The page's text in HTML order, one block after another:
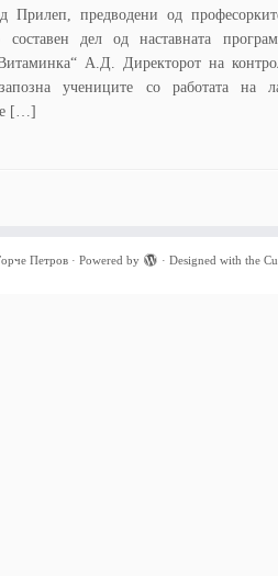
Прилеп, предводени од
составен дел од наставната
А.Д. Директорот на
учениците со работата на
[…]
Петров · Powered by · Designed with the